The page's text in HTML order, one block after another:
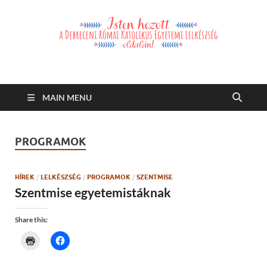
Debreceni Római
Katolikus Egyetemi
Lelkészség
Katolikus Szent László Szakkollégium hírei, eseményei
MAIN MENU
PROGRAMOK
HÍREK / LELKÉSZSÉG / PROGRAMOK / SZENTMISE
Szentmise egyetemistáknak
Share this:
C
l